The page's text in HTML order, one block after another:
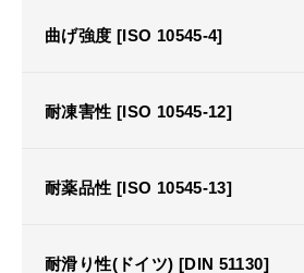
曲げ強度 [ISO 10545-4]
耐凍害性 [ISO 10545-12]
耐薬品性 [ISO 10545-13]
耐滑り性(ドイツ) [DIN 51130]